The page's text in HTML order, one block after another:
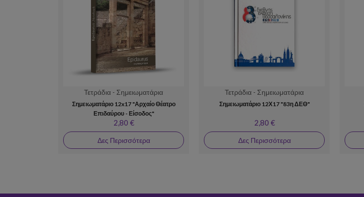
Τετράδια - Σημειωματάρια
Σημειωματάριο 12x17 "Αρχαίο Θέατρο
Επιδαύρου - Είσοδος"
2,80 €
Δες Περισσότερα
Τετράδια - Σημειωματάρια
Σημειωματάριο 12Χ17 "83η ΔΕΘ"
2,80 €
Δες Περισσότερα